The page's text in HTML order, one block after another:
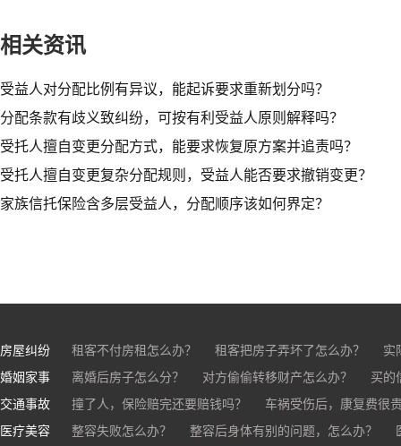
相关资讯
受益人对分配比例有异议，能起诉要求重新划分吗？​
分配条款有歧义致纠纷，可按有利受益人原则解释吗？​
受托人擅自变更分配方式，能要求恢复原方案并追责吗？​
受托人擅自变更复杂分配规则，受益人能否要求撤销变更？
家族信托保险含多层受益人，分配顺序该如何界定？
房屋纠纷 租客不付房租怎么办？ 租客把房子弄坏了怎么办？
实
房东不退押金怎么办？
买房的定金能退吗？ 买的房子
婚姻家事 离婚后房子怎么分？ 对方偷偷转移财产怎么办？
买的
离婚了公司股权怎么处理？
离婚后财产怎么分？
交通事故 撞了人，保险赔完还要赔钱吗？
车祸受伤后，康复费很
交通事故中，医保和对方赔偿能同时拿吗？
车祸导致人
医疗美容 整容失败怎么办？ 整容后身体有别的问题，怎么办？